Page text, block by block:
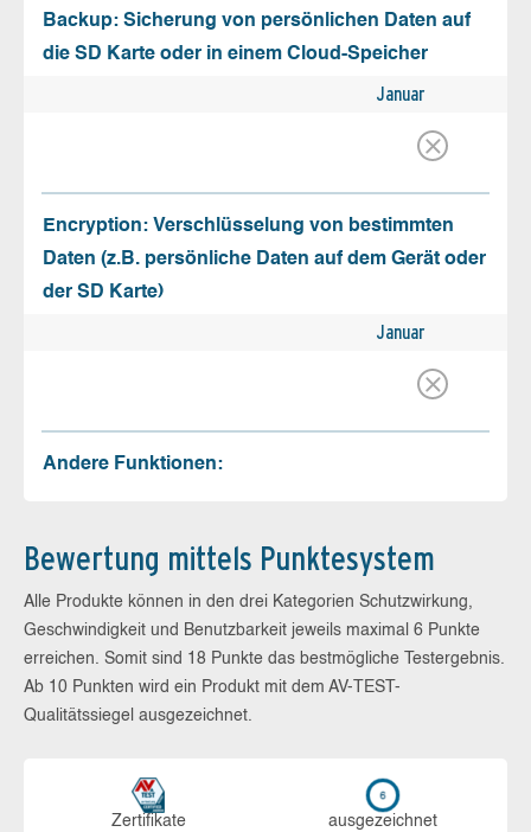
Backup: Sicherung von persönlichen Daten auf
die SD Karte oder in einem Cloud-Speicher
Januar
Encryption: Verschlüsselung von bestimmten
Daten (z.B. persönliche Daten auf dem Gerät oder
der SD Karte)
Januar
Andere Funktionen:
Bewertung mittels Punktesystem
Alle Produkte können in den drei Kategorien Schutzwirkung,
Geschwindigkeit und Benutzbarkeit jeweils maximal 6 Punkte
erreichen. Somit sind 18 Punkte das bestmögliche Testergebnis.
Ab 10 Punkten wird ein Produkt mit dem AV-TEST-
Qualitätssiegel ausgezeichnet.
Zerti­fikate aus­ge­zeich­net